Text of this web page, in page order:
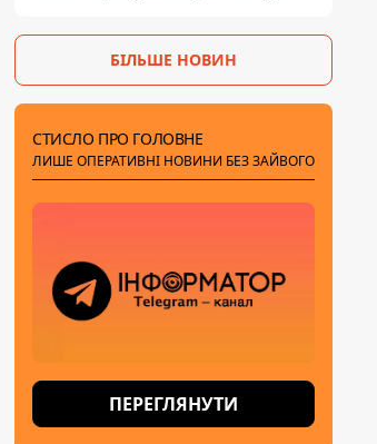
БІЛЬШЕ НОВИН
СТИСЛО ПРО ГОЛОВНЕ
ЛИШЕ ОПЕРАТИВНІ НОВИНИ БЕЗ ЗАЙВОГО
ПЕРЕГЛЯНУТИ